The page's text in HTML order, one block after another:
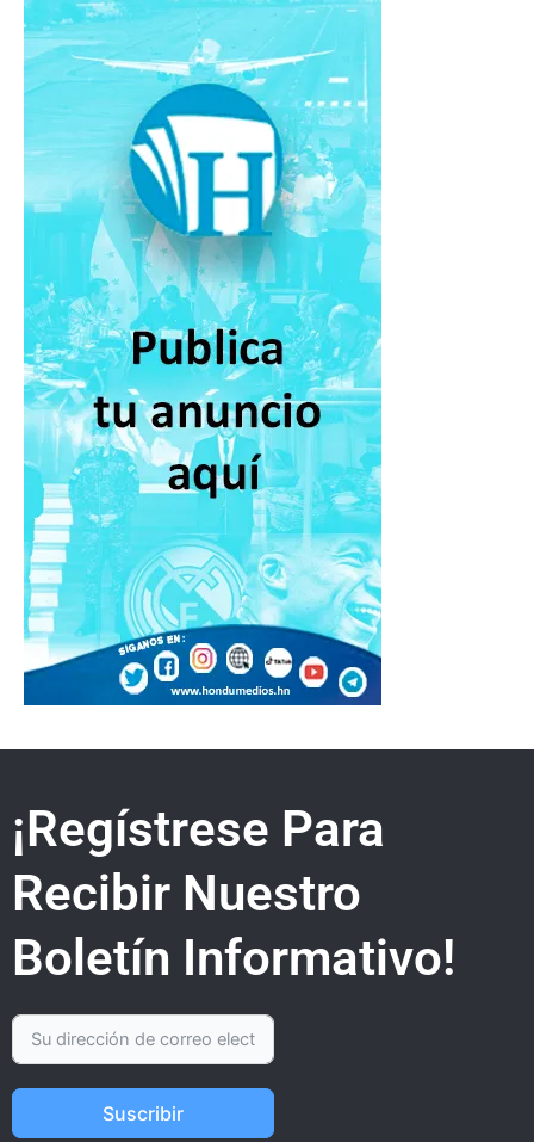
¡Regístrese Para
Recibir Nuestro
Boletín Informativo!
Suscribir